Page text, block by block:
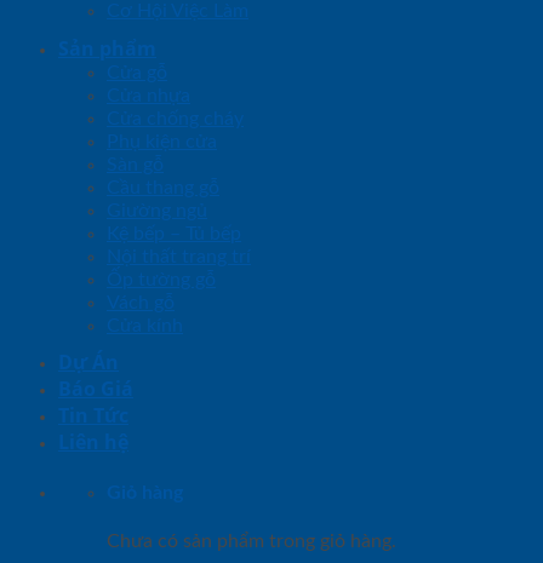
Cơ Hội Việc Làm
Sản phẩm
Cửa gỗ
Cửa nhựa
Cửa chống cháy
Phụ kiện cửa
Sàn gỗ
Cầu thang gỗ
Giường ngủ
Kệ bếp – Tủ bếp
Nội thất trang trí
Ốp tường gỗ
Vách gỗ
Cửa kính
Dự Án
Báo Giá
Tin Tức
Liên hệ
Giỏ hàng
Chưa có sản phẩm trong giỏ hàng.